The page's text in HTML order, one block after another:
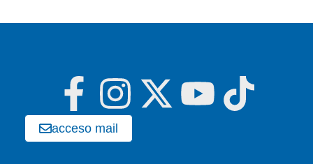
acceso mail